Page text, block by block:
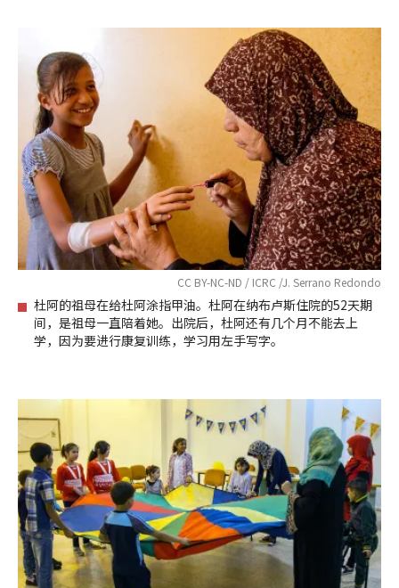
CC BY-NC-ND / ICRC /J. Serrano Redondo
杜阿的祖母在给杜阿涂指甲油。杜阿在纳布卢斯住院的52天期
间，是祖母一直陪着她。出院后，杜阿还有几个月不能去上
学，因为要进行康复训练，学习用左手写字。